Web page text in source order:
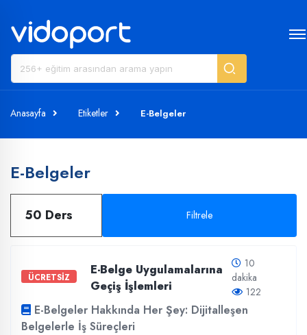
Anasayfa Etiketler E-Belgeler
E-Belgeler
50 Ders Filtrele
ÜCRETSİZ
E-Belge Uygulamalarına
Geçiş İşlemleri
10
dakika
122
E-Belgeler Hakkında Her Şey: Dijitalleşen
Belgelerle İş Süreçleri